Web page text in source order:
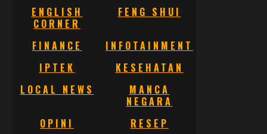
ENGLISH
CORNER
FENG SHUI
FINANCE
INFOTAINMENT
IPTEK
KESEHATAN
LOCAL NEWS
MANCA
NEGARA
OPINI
RESEP